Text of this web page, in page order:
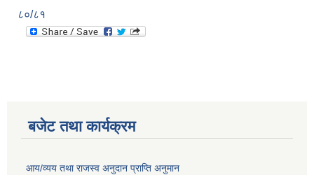
८०/८१
बजेट तथा कार्यक्रम
आय/व्यय तथा राजस्व अनुदान प्राप्ति अनुमान